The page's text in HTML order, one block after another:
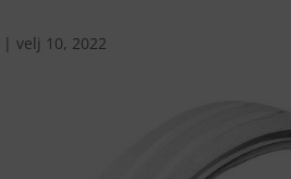
|velj 10, 2022